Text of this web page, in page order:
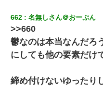
662 名無しさん＠おーぷん
>>660
鬱なのは本当なんだろ
にしても他の要素だけ
締め付けないゆったり